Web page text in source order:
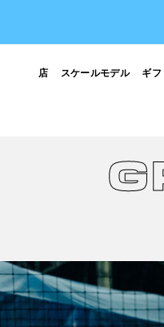
店 スケールモデル ギフ